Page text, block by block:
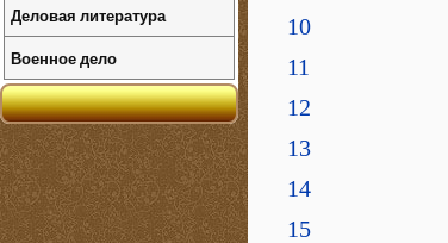
10
11
12
13
14
15
Деловая литература
Военное дело